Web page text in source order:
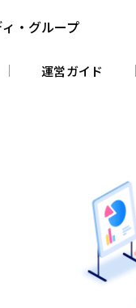
・グループ
運営ガイド